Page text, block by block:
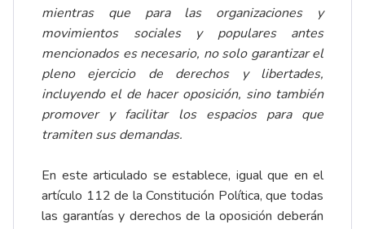
mientras que para las organizaciones y
movimientos sociales y populares antes
mencionados es necesario, no solo garantizar el
pleno ejercicio de derechos y libertades,
incluyendo el de hacer oposición, sino también
promover y facilitar los espacios para que
tramiten sus demandas.
En este articulado se establece, igual que en el
artículo 112 de la Constitución Política, que todas
las garantías y derechos de la oposición deberán